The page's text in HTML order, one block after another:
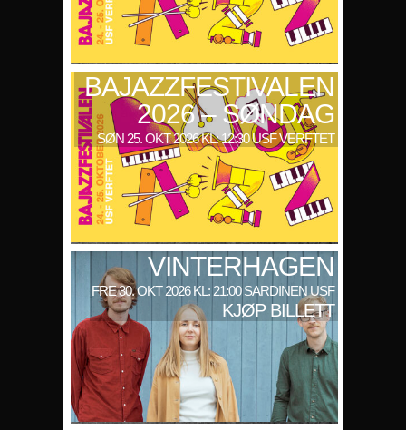
BAJAZZFESTIVALEN
2026 – SØNDAG
SØN 25. OKT 2026 KL: 12:30 USF VERFTET
VINTERHAGEN
FRE 30. OKT 2026 KL: 21:00 SARDINEN USF
KJØP BILLETT